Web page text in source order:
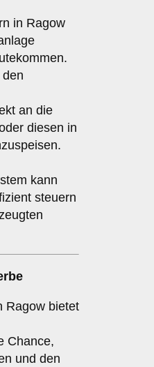
in Ragow
an die
diesen in
kann
steuern
Ragow bietet
Chance,
und den